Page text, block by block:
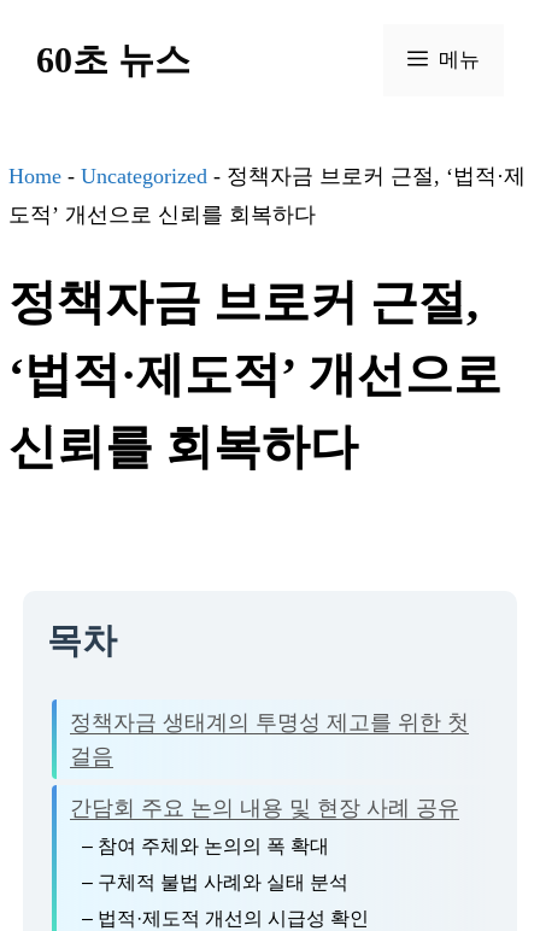
건
너
기
60초 뉴스 메뉴
Home - Uncategorized - 정책자금 브로커 근절, ‘법적·제
도적’ 개선으로 신뢰를 회복하다
정책자금 브로커 근절,
‘법적·제도적’ 개선으로
신뢰를 회복하다
목차
정책자금 생태계의 투명성 제고를 위한 첫
걸음
간담회 주요 논의 내용 및 현장 사례 공유
– 참여 주체와 논의의 폭 확대
– 구체적 불법 사례와 실태 분석
– 법적·제도적 개선의 시급성 확인